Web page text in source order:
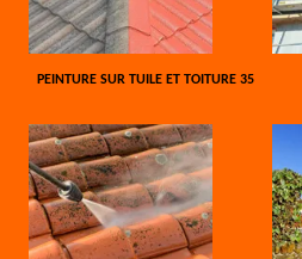
PEINTURE SUR TUILE ET TOITURE 35